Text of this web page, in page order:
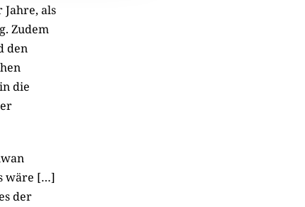
als
Zudem
den
die
wäre […]
der